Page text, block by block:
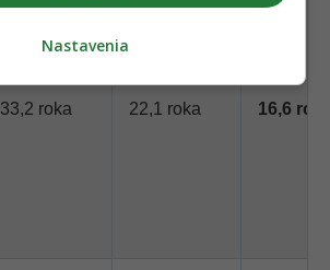
33,2 roka 22,1 roka 16,6
Nastavenia